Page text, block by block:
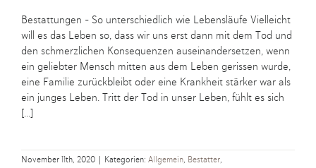
Bestattungen - So unterschiedlich wie Lebensläufe Vielleicht
will es das Leben so, dass wir uns erst dann mit dem Tod und
den schmerzlichen Konsequenzen auseinandersetzen, wenn
ein geliebter Mensch mitten aus dem Leben gerissen wurde,
eine Familie zurückbleibt oder eine Krankheit stärker war als
ein junges Leben. Tritt der Tod in unser Leben, fühlt es sich
[...]
November 11th, 2020 Kategorien: Allgemein, Bestatter,